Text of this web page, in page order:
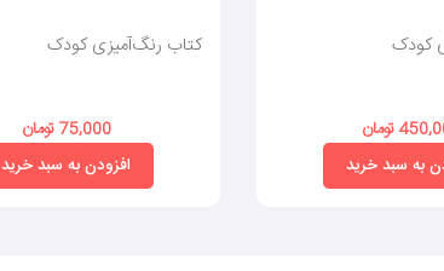
کودک
تومان
به سبد خرید
کتاب رنگ‌آمیزی کودک
75,000 تومان
افزودن به سبد خرید